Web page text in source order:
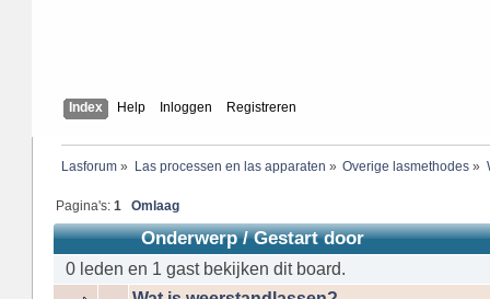
Index Help Inloggen Registreren
Lasforum» Las processen en las apparaten » Overige lasmethodes »
Pagina's:1 Omlaag
Onderwerp/Gestart door
0 leden en 1 gast bekijken dit board.